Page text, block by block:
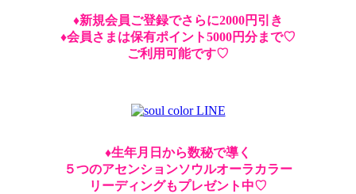
♦︎新規会員ご登録でさらに2000円引き
♦︎会員さまは保有ポイント5000円分まで♡
ご利用可能です♡
♦︎生年月日から数秘で導く
５つのアセンションソウルオーラカラー
リーディングもプレゼント中♡